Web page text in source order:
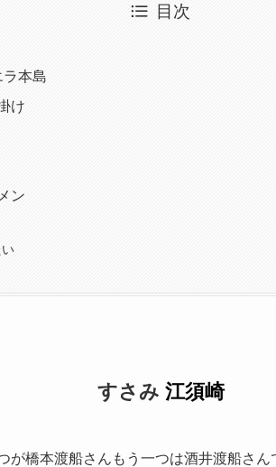
目次
ラ本島
け
ン
すさみ 江須崎
が橋本渡船さんもう一つは酒井渡船さん